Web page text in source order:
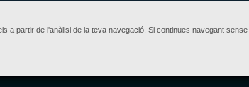
a partir de l'anàlisi de la teva navegació. Si continues navegant